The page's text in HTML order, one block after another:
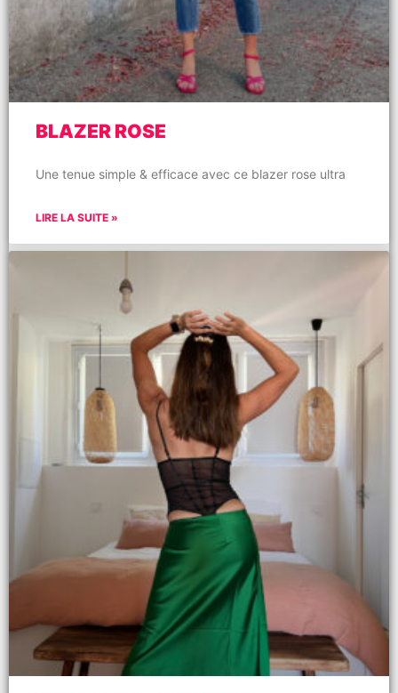
BLAZER ROSE
Une tenue simple & efficace avec ce blazer rose ultra
LIRE LA SUITE »